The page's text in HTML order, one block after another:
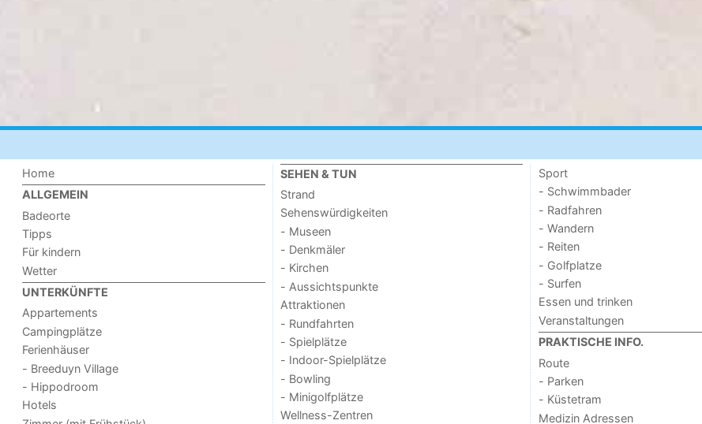
Home
ALLGEMEIN
Badeorte
Tipps
Für kindern
Wetter
UNTERKÜNFTE
Appartements
Campingplätze
Ferienhäuser
- Breeduyn Village
- Hippodroom
Hotels
SEHEN & TUN
Strand
Sehenswürdigkeiten
- Museen
- Denkmäler
- Kirchen
- Aussichtspunkte
Attraktionen
- Rundfahrten
- Spielplätze
- Indoor-Spielplätze
- Bowling
- Minigolfplätze
Wellness-Zentren
Sport
- Schwimmbader
- Radfahren
- Wandern
- Reiten
- Golfplatze
- Surfen
Essen und trinken
Veranstaltungen
PRAKTISCHE INFO.
Route
- Parken
- Küstetram
Medizin Adressen